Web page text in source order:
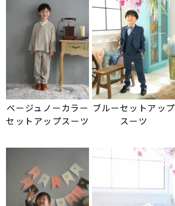
ベージュノーカラー
セットアップスーツ
ブルーセットアップ
スーツ